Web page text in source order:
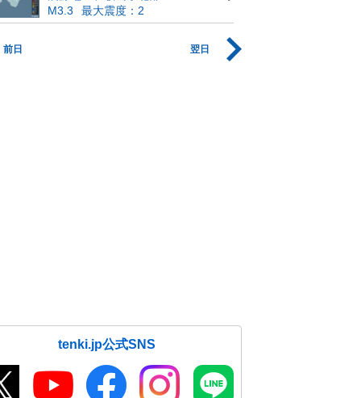
M3.3
最大震度：2
前日 翌日
tenki.jp公式SNS